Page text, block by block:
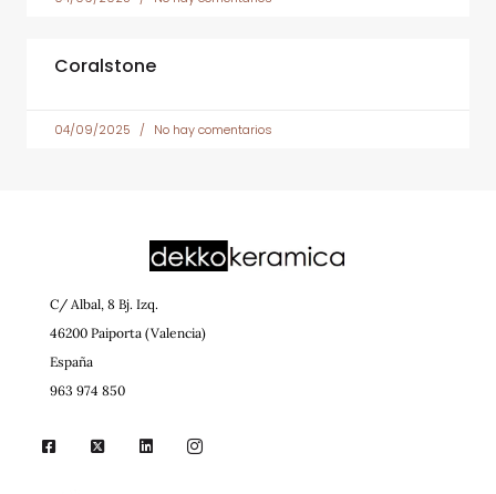
Coralstone
04/09/2025 No hay comentarios
C/ Albal, 8 Bj. Izq.
46200 Paiporta (Valencia)
España
963 974 850